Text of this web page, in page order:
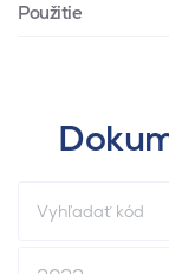
Použitie